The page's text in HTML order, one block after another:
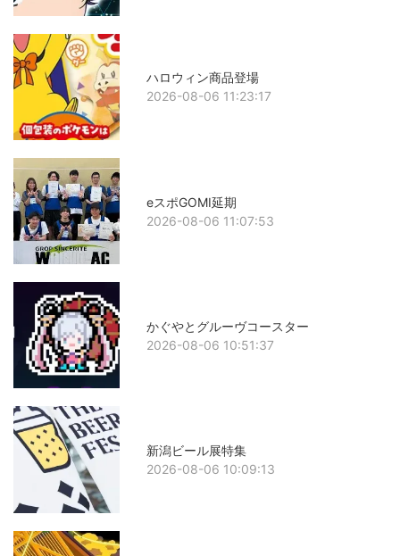
ハロウィン商品登場
2026-08-06 11:23:17
eスポGOMI延期
2026-08-06 11:07:53
かぐやとグルーヴコースター
2026-08-06 10:51:37
新潟ビール展特集
2026-08-06 10:09:13